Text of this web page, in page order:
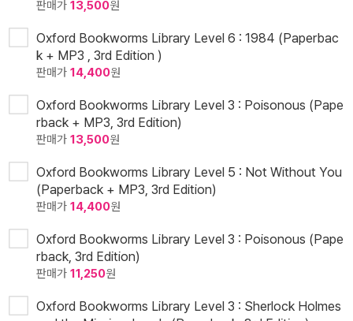
판매가 13,500원
Oxford Bookworms Library Level 6 : 1984 (Paperbac
k + MP3 , 3rd Edition )
판매가 14,400원
Oxford Bookworms Library Level 3 : Poisonous (Pape
rback + MP3, 3rd Edition)
판매가 13,500원
Oxford Bookworms Library Level 5 : Not Without You
(Paperback + MP3, 3rd Edition)
판매가 14,400원
Oxford Bookworms Library Level 3 : Poisonous (Pape
rback, 3rd Edition)
판매가 11,250원
Oxford Bookworms Library Level 3 : Sherlock Holmes